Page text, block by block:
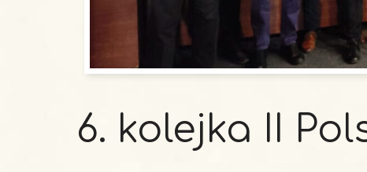
6. kolejka II